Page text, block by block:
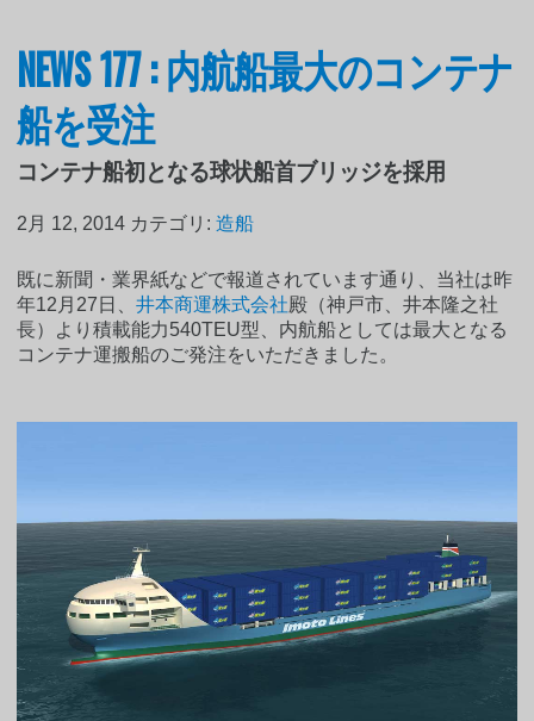
NEWS 177 : 内航船最大のコンテナ
船を受注
コンテナ船初となる球状船首ブリッジを採用
2月 12, 2014 カテゴリ:造船
既に新聞・業界紙などで報道されています通り、当社は昨
年12月27日、井本商運株式会社殿（神戸市、井本隆之社
長）より積載能力540TEU型、内航船としては最大となる
コンテナ運搬船のご発注をいただきました。